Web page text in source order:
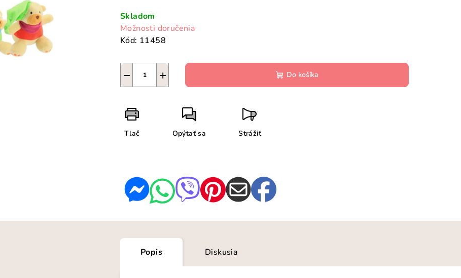
cena:
Skladom
Možnosti doručenia
Kód: 11458
+
− Do košíka
Tlač Opýtať sa Strážiť
Popis Diskusia